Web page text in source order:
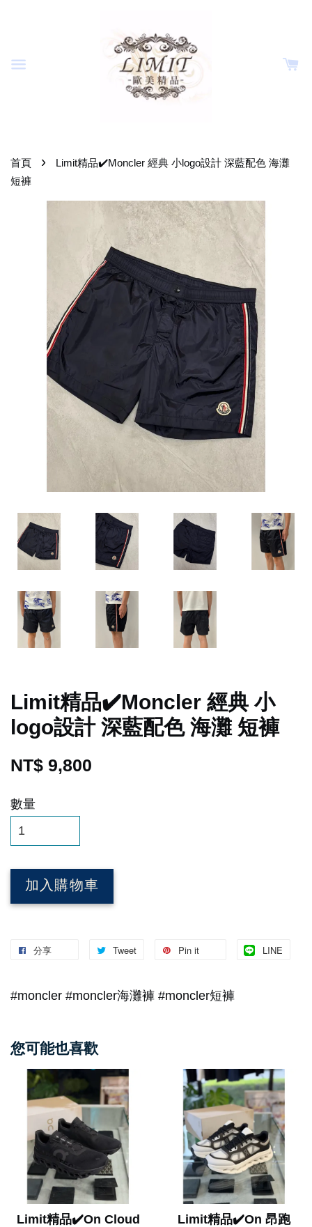
首頁 ›
Limit精品✔️Moncler 經典 小logo設計 深藍配色 海灘
短褲
Limit精品✔️Moncler 經典 小
logo設計 深藍配色 海灘 短褲
NT$ 9,800
數量
加入購物車
分享 Tweet Pin it LINE
#moncler #moncler海灘褲 #moncler短褲
您可能也喜歡
Limit精品✔️On Cloud
Limit精品✔️On 昂跑